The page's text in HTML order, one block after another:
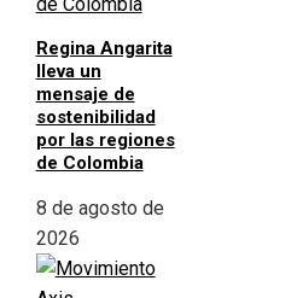
Regina Angarita
lleva un
mensaje de
sostenibilidad
por las regiones
de Colombia
8 de agosto de
2026